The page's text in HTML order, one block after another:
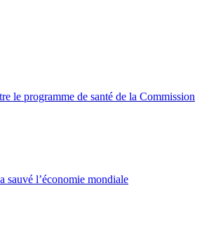
le programme de santé de la Commission
sauvé l’économie mondiale